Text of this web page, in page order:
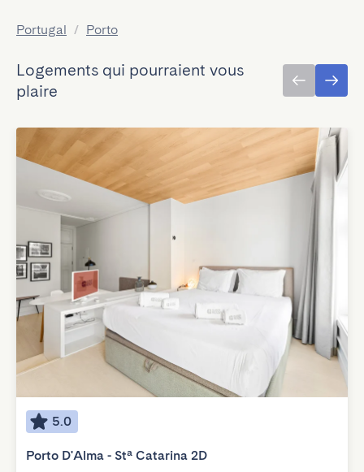
Portugal / Porto
Logements qui pourraient vous
plaire
5.0
Porto D'Alma - Stª Catarina 2D